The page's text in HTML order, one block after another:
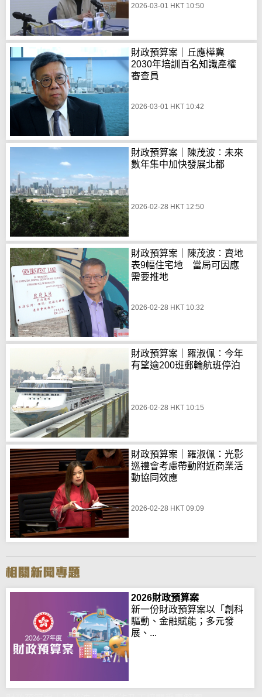
2026-03-01 HKT 10:50
財政預算案｜丘應樺冀
2030年培訓百名知識產權
審查員
2026-03-01 HKT 10:42
財政預算案｜陳茂波︰未來
數年集中加快發展北都
2026-02-28 HKT 12:50
財政預算案｜陳茂波︰賣地
表9幅住宅地 當局可因應
需要推地
2026-02-28 HKT 10:32
財政預算案｜羅淑佩︰今年
有望逾200班郵輪航班停泊
2026-02-28 HKT 10:15
財政預算案｜羅淑佩：光影
巡禮會考慮帶動附近商業活
動協同效應
2026-02-28 HKT 09:09
2026財政預算案
新一份財政預算案以「創科
驅動、金融賦能；多元發
展、...